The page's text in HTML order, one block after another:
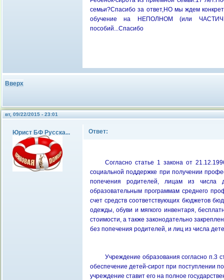
семьи?Спасибо за ответ,НО мы ждем
обучение на НЕПОЛНОМ (или
пособий...Спасибо
Вверх
вт, 09/22/2015 - 23:01
Юрист БФ Русска... Ответ:
Согласно статье 1 закона от
социальной поддержке при получении
попечения родителей, лицам из числа
образовательным программам среднего
счет средств соответствующих бюджетов
одежды, обуви и мягкого инвентаря,
стоимости, а также законодательно
без попечения родителей, и лиц из числа
Учреждение образования согласно п.3
обеспечение детей-сирот при поступлении
учреждение ставит его на полное